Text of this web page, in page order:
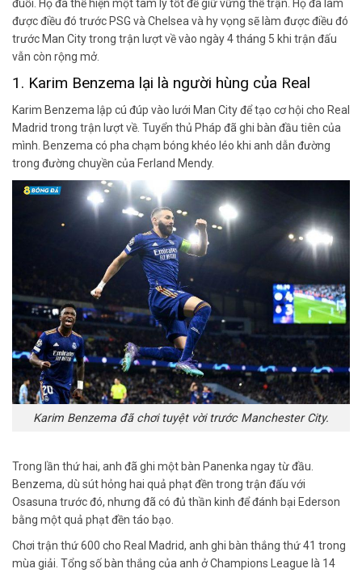
đuổi. Họ đã thể hiện một tâm lý tốt để giữ vững thế trận. Họ đã làm
được điều đó trước PSG và Chelsea và hy vọng sẽ làm được điều đó
trước Man City trong trận lượt về vào ngày 4 tháng 5 khi trận đấu
vẫn còn rộng mở.
1. Karim Benzema lại là người hùng của Real
Karim Benzema lập cú đúp vào lưới Man City để tạo cơ hội cho Real
Madrid trong trận lượt về. Tuyển thủ Pháp đã ghi bàn đầu tiên của
mình. Benzema có pha chạm bóng khéo léo khi anh dẫn đường
trong đường chuyền của Ferland Mendy.
Karim Benzema đã chơi tuyệt vời trước Manchester City.
Trong lần thứ hai, anh đã ghi một bàn Panenka ngay từ đầu.
Benzema, dù sút hỏng hai quả phạt đền trong trận đấu với
Osasuna trước đó, nhưng đã có đủ thần kinh để đánh bại Ederson
bằng một quả phạt đền táo bạo.
Chơi trận thứ 600 cho Real Madrid, anh ghi bàn thắng thứ 41 trong
mùa giải. Tổng số bàn thắng của anh ở Champions League là 14